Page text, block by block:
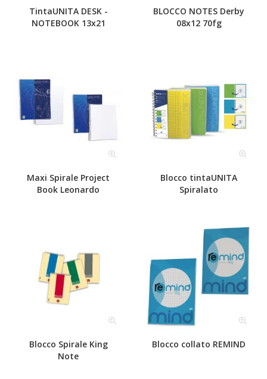
TintaUNITA DESK -
NOTEBOOK 13x21
BLOCCO NOTES Derby
08x12 70fg
Maxi Spirale Project
Book Leonardo
Blocco tintaUNITA
Spiralato
Blocco Spirale King
Note
Blocco collato REMIND